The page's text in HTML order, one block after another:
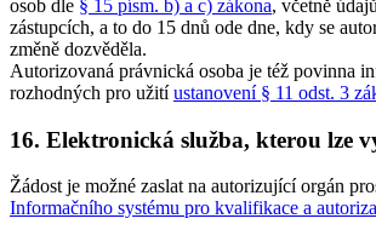
osob dle § 15 písm. b) a c) zákona, včetně
zástupcích, a to do 15 dnů ode dne, kdy se
změně dozvěděla.
Autorizovaná právnická osoba je též povinna
rozhodných pro užitíustanovení § 11 odst. 3
16. Elektronická služba, kterou lze
Žádost je možné zaslat na autorizující orgán
Informačního systému pro kvalifikace a